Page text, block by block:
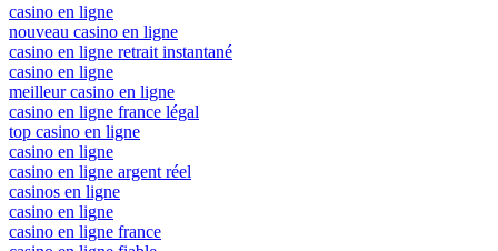
casino en ligne
nouveau casino en ligne
casino en ligne retrait instantané
casino en ligne
meilleur casino en ligne
casino en ligne france légal
top casino en ligne
casino en ligne
casino en ligne argent réel
casinos en ligne
casino en ligne
casino en ligne france